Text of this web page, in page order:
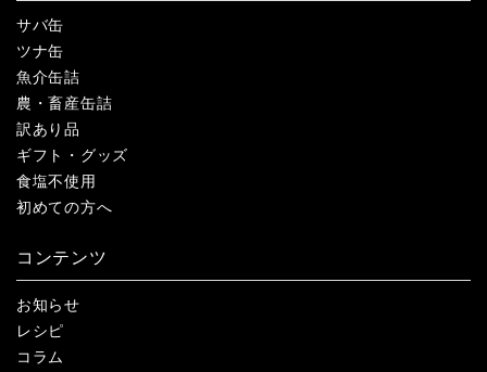
サバ缶
ツナ缶
魚介缶詰
農・畜産缶詰
訳あり品
ギフト・グッズ
食塩不使用
初めての方へ
コンテンツ
お知らせ
レシピ
コラム